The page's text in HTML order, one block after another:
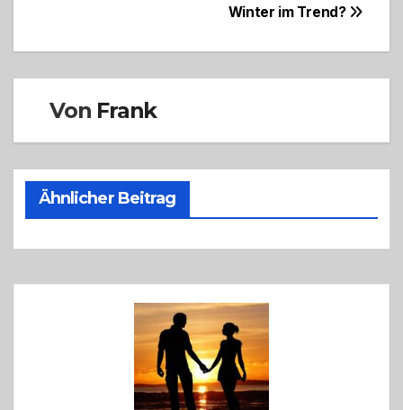
Winter im Trend?
Von Frank
Ähnlicher Beitrag